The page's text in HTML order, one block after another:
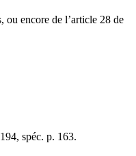
ou encore de l’article 28 de
spéc. p. 163.